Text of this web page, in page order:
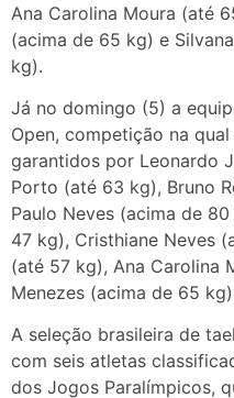
Ana Carolina Moura (até
(acima de 65 kg) e
kg).
Já no domingo (5) a
Open, competição na
garantidos por Leonardo
Porto (até 63 kg), Bruno
Paulo Neves (acima de
47 kg), Cristhiane Neves
(até 57 kg), Ana Carolina
Menezes (acima de 65
A seleção brasileira de
com seis atletas
dos Jogos Paralímpicos,